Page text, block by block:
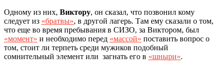
Одному из них, Виктору, он сказал, что позвонил кому
следует из «братвы», в другой лагерь. Там ему сказали о том,
что еще во время пребывания в СИЗО, за Виктором, был
«момент» и необходимо перед «массой» поставить вопрос о
том, стоит ли терпеть среди мужиков подобный
сомнительный элемент или загнать его в «шныри».